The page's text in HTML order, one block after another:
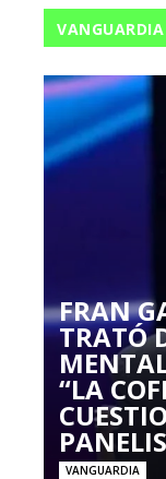
VANGUARDIA
FRAN
TRATÓ
“LA
VANGUARDIA